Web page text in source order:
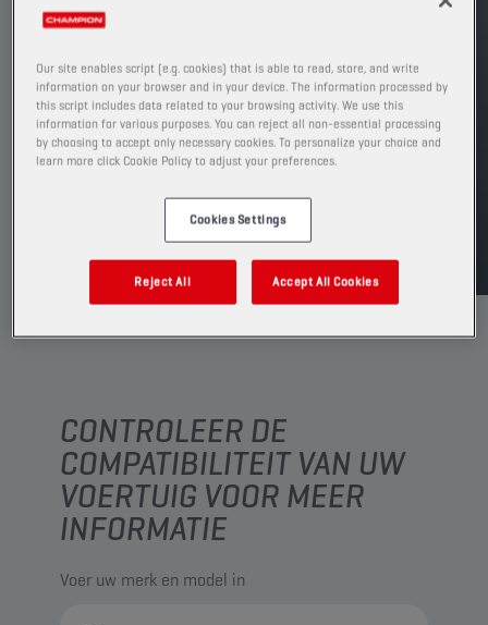
zwavelgehalte (maximaal 50 ppm).
Leverbare volumes en verpakkingen weergeven
VIND EEN VERKOOPPUNT
TDS
CONTROLEER DE
COMPATIBILITEIT VAN UW
VOERTUIG VOOR MEER
INFORMATIE
Voer uw merk en model in
Our site enables script (e.g. cookies) that is able to read, store, and write
information on your browser and in your device. The information processed by
this script includes data related to your browsing activity. We use this
information for various purposes. You can reject all non-essential processing
by choosing to accept only necessary cookies. To personalize your choice and
learn more click Cookie Policy to adjust your preferences.
Cookies Settings
Reject All Accept All Cookies